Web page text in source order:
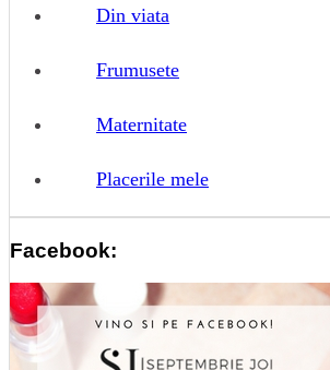
Din viata
Frumusete
Maternitate
Placerile mele
Facebook: